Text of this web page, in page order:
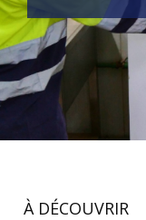
À DÉCOUVRIR